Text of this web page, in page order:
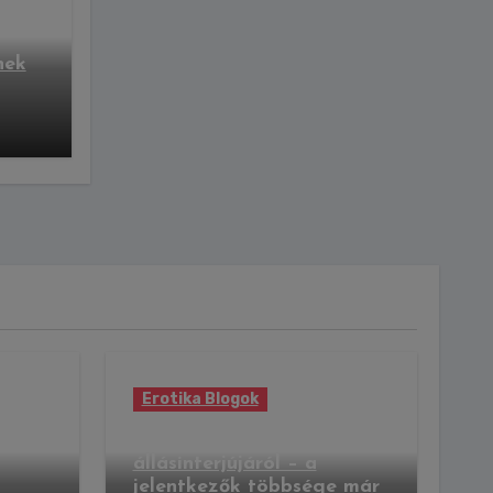
Erotika Blogok
állásinterjújáról – a
jelentkezők többsége már